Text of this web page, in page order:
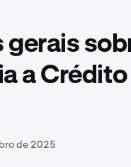
gerais
a Crédito
de 2025